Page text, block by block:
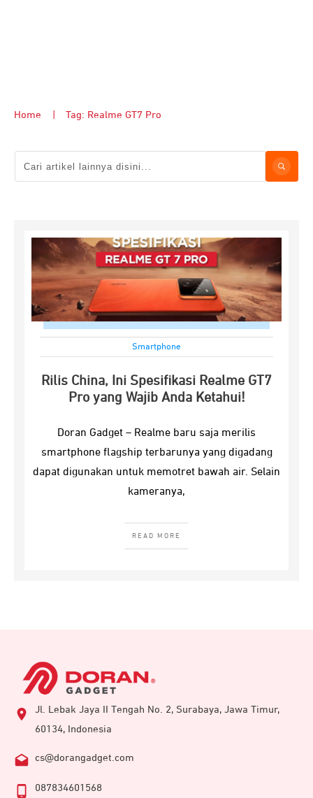
Home Tag: Realme GT7 Pro
Smartphone
Rilis China, Ini Spesifikasi Realme GT7
Pro yang Wajib Anda Ketahui!
Doran Gadget – Realme baru saja merilis
smartphone flagship terbarunya yang digadang
dapat digunakan untuk memotret bawah air. Selain
kameranya,
READ MORE
Jl. Lebak Jaya II Tengah No. 2, Surabaya, Jawa Timur,
60134, Indonesia
cs@dorangadget.com
087834601568